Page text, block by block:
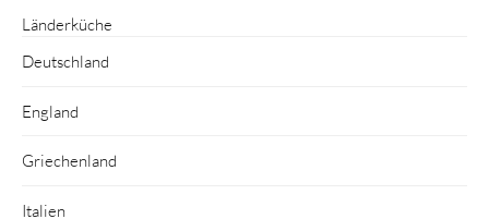
Länderküche
Deutschland
England
Griechenland
Italien